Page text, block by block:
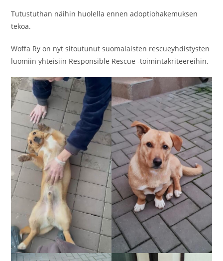
Tutustuthan näihin huolella ennen adoptiohakemuksen
tekoa.
Woffa Ry on nyt sitoutunut suomalaisten rescueyhdistysten
luomiin yhteisiin Responsible Rescue -toimintakriteereihin.